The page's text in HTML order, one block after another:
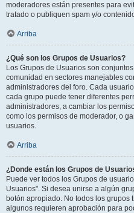
moderadores están presentes para
tratado o publiquen spam y/o
Arriba
¿Qué son los Grupos de Usuarios?
Los Grupos de Usuarios son
comunidad en sectores manejables
administradores del foro. Cada
cada grupo puede tener diferentes
administradores, a cambiar los
como los permisos de moderador, o
usuarios.
Arriba
¿Donde están los Grupos de
Puede ver todos los Grupos de
Usuarios". Si desea unirse a algún
botón apropiado. No todos los grupos
algunos requieren aprobación para